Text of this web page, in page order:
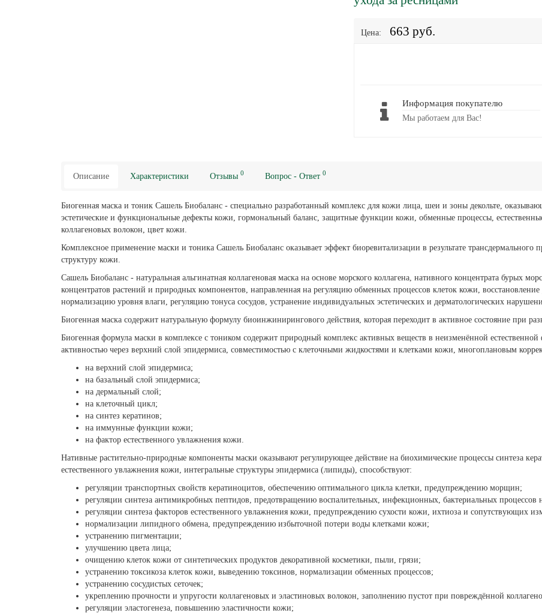
Цена: 663 руб.
Информация покупателю
Мы работаем для Вас!
Описание Характеристики Отзывы 0 Вопрос - Ответ 0
Биогенная маска и тоник Сашель Биобаланс - специально разработанный комплекс для кожи лица, шеи и зоны декольте,
эстетические и функциональные дефекты кожи, гормональный баланс, защитные функции кожи, обменные процессы,
коллагеновых волокон, цвет кожи.
Комплексное применение маски и тоника Сашель Биобаланс оказывает эффект биоревитализации в результате
структуру кожи.
Сашель Биобаланс - натуральная альгинатная коллагеновая маска на основе морского коллагена, нативного концентрата бурых
концентратов растений и природных компонентов, направленная на регуляцию обменных процессов клеток кожи,
нормализацию уровня влаги, регуляцию тонуса сосудов, устранение индивидуальных эстетических и дерматологических
Биогенная маска содержит натуральную формулу биоинжинирингового действия, которая переходит в активное состояние при
Биогенная формула маски в комплексе с тоником содержит природный комплекс активных веществ в неизменённой
активностью через верхний слой эпидермиса, совместимостью с клеточными жидкостями и клетками кожи, многоплановым
на верхний слой эпидермиса;
на базальный слой эпидермиса;
на дермальный слой;
на клеточный цикл;
на синтез кератинов;
на иммунные функции кожи;
на фактор естественного увлажнения кожи.
Нативные растительно-природные компоненты маски оказывают регулирующее действие на биохимические процессы синтеза
естественного увлажнения кожи, интегральные структуры эпидермиса (липиды), способствуют:
регуляции транспортных свойств кератиноцитов, обеспечению оптимального цикла клетки, предупреждению морщин;
регуляции синтеза антимикробных пептидов, предотвращению воспалительных, инфекционных, бактериальных процессов
регуляции синтеза факторов естественного увлажнения кожи, предупреждению сухости кожи, ихтиоза и сопутствующих
нормализации липидного обмена, предупреждению избыточной потери воды клетками кожи;
устранению пигментации;
улучшению цвета лица;
очищению клеток кожи от синтетических продуктов декоративной косметики, пыли, грязи;
устранению токсикоза клеток кожи, выведению токсинов, нормализации обменных процессов;
устранению сосудистых сеточек;
укреплению прочности и упругости коллагеновых и эластиновых волокон, заполнению пустот при повреждённой
регуляции эластогенеза, повышению эластичности кожи;